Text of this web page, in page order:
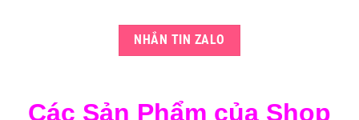
NHẮN TIN ZALO
Các Sản Phẩm của Shop